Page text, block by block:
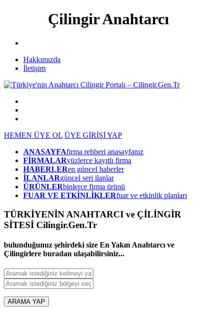
Çilingir Anahtarcı
Hakkımızda
İletişim
HEMEN ÜYE OL ÜYE GİRİŞİ YAP
ANASAYFAfirma rehberi anasayfanız
FİRMALARyüzlerce kayıtlı firma
HABERLERen güncel haberler
İLANLARgüncel seri ilanlar
ÜRÜNLERbinlerce firma ürünü
FUAR VE ETKİNLİKLERfuar ve etkinlik planları
TÜRKİYENİN ANAHTARCI ve ÇİLİNGİR
SİTESİ Cilingir.Gen.Tr
bulunduğunuz şehirdeki size En Yakın Anahtarcı ve
Çilingirlere buradan ulaşabilirsiniz...
ARAMA YAP